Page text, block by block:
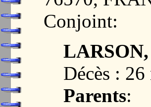
Conjoint:
Décès :
Parents: